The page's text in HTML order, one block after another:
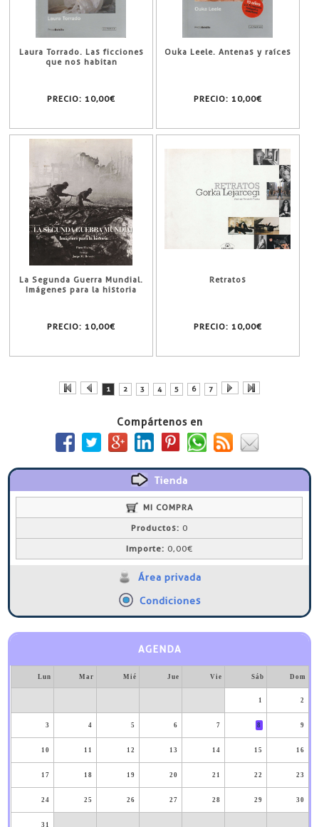
Laura Torrado. Las ficciones
que nos habitan
PRECIO: 10,00€
Ouka Leele. Antenas y raíces
PRECIO: 10,00€
La Segunda Guerra Mundial.
Imágenes para la historia
PRECIO: 10,00€
Retratos
PRECIO: 10,00€
1 2 3 4 5 6 7
Compártenos en
Tienda
MI COMPRA
Productos: 0
Importe: 0,00€
Área privada
Condiciones
AGENDA
Lun Mar Mié Jue Vie Sáb Dom
1 2
3 4 5 6 7 8 9
10 11 12 13 14 15 16
17 18 19 20 21 22 23
24 25 26 27 28 29 30
31